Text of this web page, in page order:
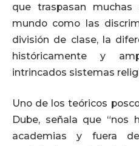
que traspasan
mundo como las
división de clase, la
históricamente y
intrincados sistemas
Uno de los teóricos
Dube, señala que “nos
academias y fuera